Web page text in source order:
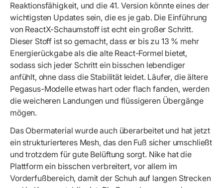
Reaktionsfähigkeit, und die 41. Version könnte eines der
wichtigsten Updates sein, die es je gab. Die Einführung
von ReactX-Schaumstoff ist echt ein großer Schritt.
Dieser Stoff ist so gemacht, dass er bis zu 13 % mehr
Energierückgabe als die alte React-Formel bietet,
sodass sich jeder Schritt ein bisschen lebendiger
anfühlt, ohne dass die Stabilität leidet. Läufer, die ältere
Pegasus-Modelle etwas hart oder flach fanden, werden
die weicheren Landungen und flüssigeren Übergänge
mögen.
Das Obermaterial wurde auch überarbeitet und hat jetzt
ein strukturierteres Mesh, das den Fuß sicher umschließt
und trotzdem für gute Belüftung sorgt. Nike hat die
Plattform ein bisschen verbreitert, vor allem im
Vorderfußbereich, damit der Schuh auf langen Strecken